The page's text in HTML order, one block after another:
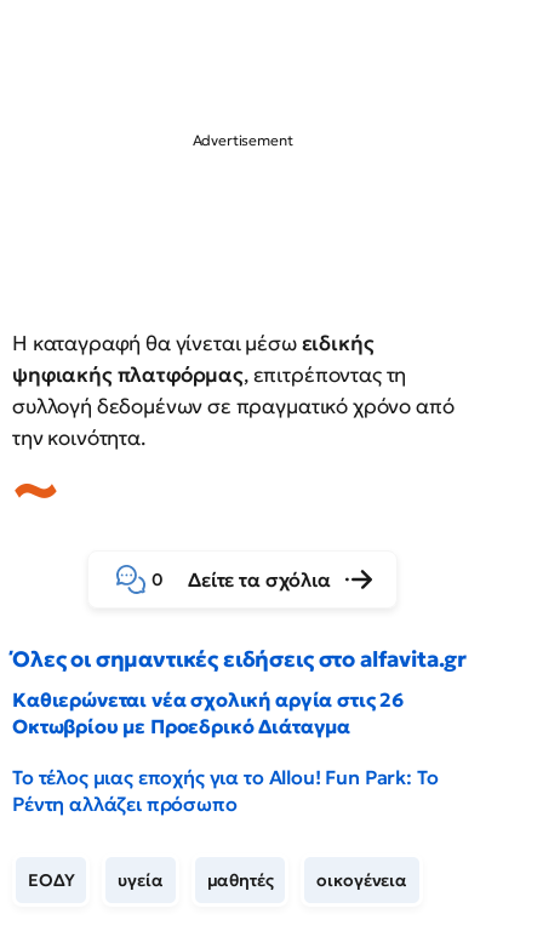
Η καταγραφή θα γίνεται μέσωειδικής
ψηφιακής πλατφόρμας, επιτρέποντας τη
συλλογή δεδομένων σε πραγματικό χρόνο από
την κοινότητα.
0 Δείτε τα σχόλια
Όλες οι σημαντικές ειδήσεις στο alfavita.gr
Καθιερώνεται νέα σχολική αργία στις 26
Οκτωβρίου με Προεδρικό Διάταγμα
Το τέλος μιας εποχής για το Allou! Fun Park: Το
Ρέντη αλλάζει πρόσωπο
ΕΟΔΥ υγεία μαθητές οικογένεια